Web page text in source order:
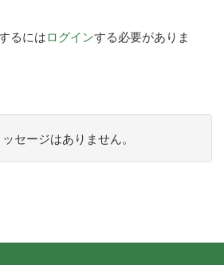
るにはログインする必要がありま
セージはありません。